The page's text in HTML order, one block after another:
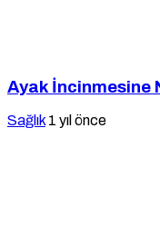
Ayak İncinmesine
Sağlık 1 yıl önce